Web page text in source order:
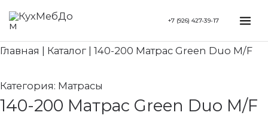
Перейти
содержимому
+7 (926) 427-39-17
Главная Каталог 140-200 Матрас Green Duo M/F
Категория: Матрасы
140-200 Матрас Green Duo M/F